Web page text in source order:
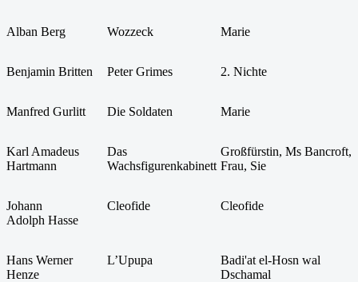
Alban Berg Wozzeck Marie
Benjamin Britten Peter Grimes 2. Nichte
Manfred Gurlitt Die Soldaten Marie
Karl Amadeus
Hartmann
Das
Wachsfigurenkabinett
Großfürstin, Ms Bancroft,
Frau, Sie
Johann
Adolph Hasse
Cleofide Cleofide
Hans Werner
Henze
L’Upupa
Badi'at el-Hosn wal
Dschamal